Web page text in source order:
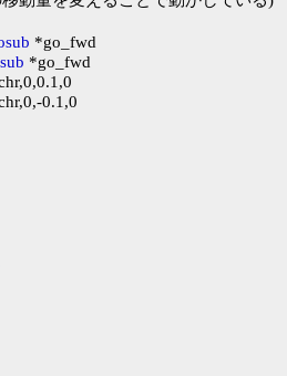
*go_fwd
*go_fwd
0.1,0